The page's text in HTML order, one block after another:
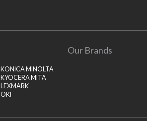
Our Brands
KONICA MINOLTA
KYOCERA MITA
LEXMARK
OKI